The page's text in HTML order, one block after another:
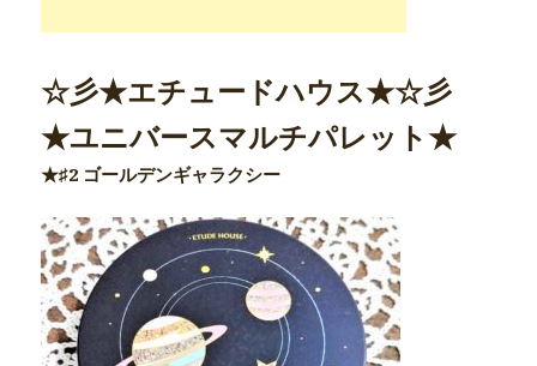
☆彡★エチュードハウス★☆彡
★ユニバースマルチパレット★
★♯2 ゴールデンギャラクシー